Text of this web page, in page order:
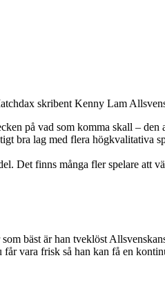
skribent Kenny Lam
på vad som komma skall –
bra lag med flera högkvalitativa
Det finns många fler spelare att
bäst är han tveklöst
vara frisk så han kan få en